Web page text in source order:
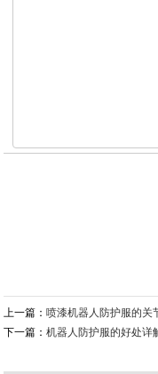
上一篇：喷漆机器人防护服的关
下一篇：机器人防护服的好处详